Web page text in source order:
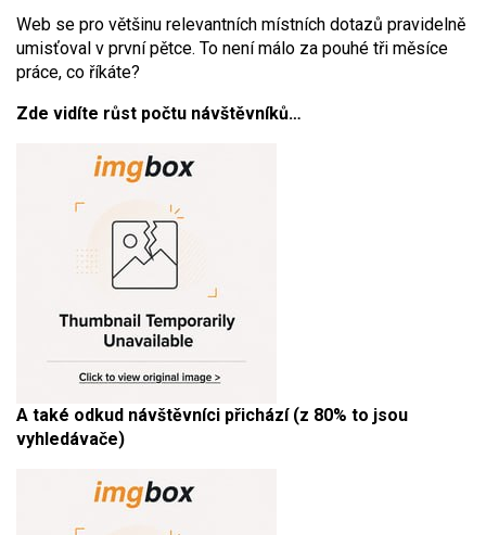
Web se pro většinu relevantních místních dotazů pravidelně
umisťoval v první pětce. To není málo za pouhé tři měsíce
práce, co říkáte?
Zde vidíte růst počtu návštěvníků…
A také odkud návštěvníci přichází (z 80% to jsou
vyhledávače)